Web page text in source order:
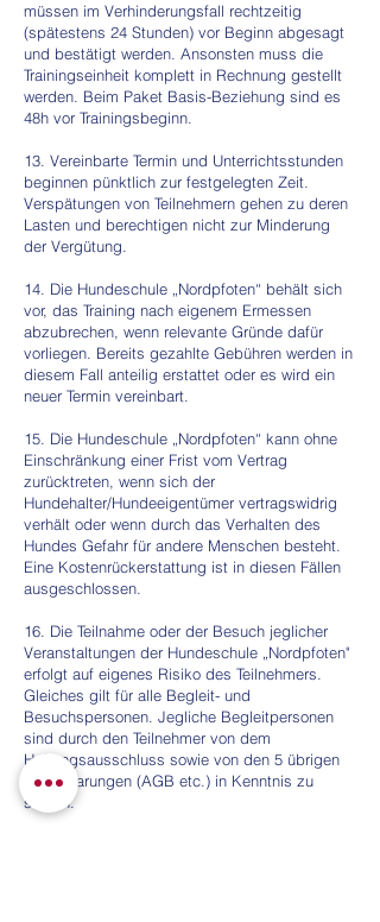
müssen im Verhinderungsfall rechtzeitig
(spätestens 24 Stunden) vor Beginn abgesagt
und bestätigt werden. Ansonsten muss die
Trainingseinheit komplett in Rechnung gestellt
werden. Beim Paket Basis-Beziehung sind es
48h vor Trainingsbeginn.
13. Vereinbarte Termin und Unterrichtsstunden
beginnen pünktlich zur festgelegten Zeit.
Verspätungen von Teilnehmern gehen zu deren
Lasten und berechtigen nicht zur Minderung
der Vergütung.
14. Die Hundeschule „Nordpfoten“ behält sich
vor, das Training nach eigenem Ermessen
abzubrechen, wenn relevante Gründe dafür
vorliegen. Bereits gezahlte Gebühren werden in
diesem Fall anteilig erstattet oder es wird ein
neuer Termin vereinbart.
15. Die Hundeschule „Nordpfoten“ kann ohne
Einschränkung einer Frist vom Vertrag
zurücktreten, wenn sich der
Hundehalter/Hundeeigentümer vertragswidrig
verhält oder wenn durch das Verhalten des
Hundes Gefahr für andere Menschen besteht.
Eine Kostenrückerstattung ist in diesen Fällen
ausgeschlossen.
16. Die Teilnahme oder der Besuch jeglicher
Veranstaltungen der Hundeschule „Nordpfoten"
erfolgt auf eigenes Risiko des Teilnehmers.
Gleiches gilt für alle Begleit- und
Besuchspersonen. Jegliche Begleitpersonen
sind durch den Teilnehmer von dem
Haftungsausschluss sowie von den 5 übrigen
Vereinbarungen (AGB etc.) in Kenntnis zu
setzen.